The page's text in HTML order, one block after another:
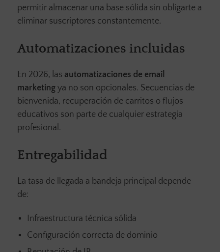
permitir almacenar una base sólida sin obligarte a
eliminar suscriptores constantemente.
Automatizaciones incluidas
En 2026, las automatizaciones de email
marketing ya no son opcionales. Secuencias de
bienvenida, recuperación de carritos o flujos
educativos son parte de cualquier estrategia
profesional.
Entregabilidad
La tasa de llegada a bandeja principal depende
de:
Infraestructura técnica sólida
Configuración correcta de dominio